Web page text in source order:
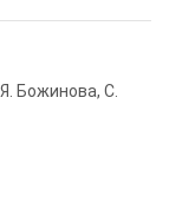
Я. Божинова, С.